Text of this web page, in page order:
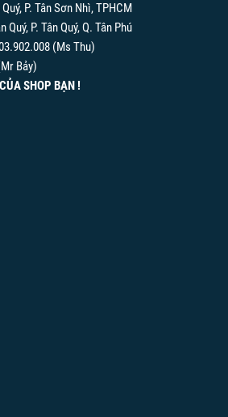
P. Tân Sơn Nhì, TPHCM
P. Tân Quý, Q. Tân Phú
(Ms Thu)
Bảy)
SHOP BẠN !